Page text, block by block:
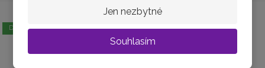
Jen nezbytné
Souhlasím
DOPRAVA ZDARMA